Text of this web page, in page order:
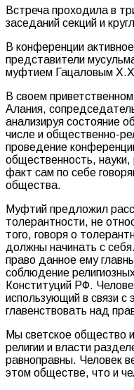
Встреча проходила в
заседаний секций и
В конференции
представители
муфтием Гацаловым
В своем
Алания,
анализируя состояние
числе и общественно-
проведение
общественность, науки,
факт сам по себе
общества.
Муфтий предложил
толерантности, не
того, говоря о
должны начинать с
право данное ему
соблюдение
Конституций РФ.
использующий в связи
главенствовать над
Мы светское общество
религии и власти
равноправны. Человек
этом обществе, что и